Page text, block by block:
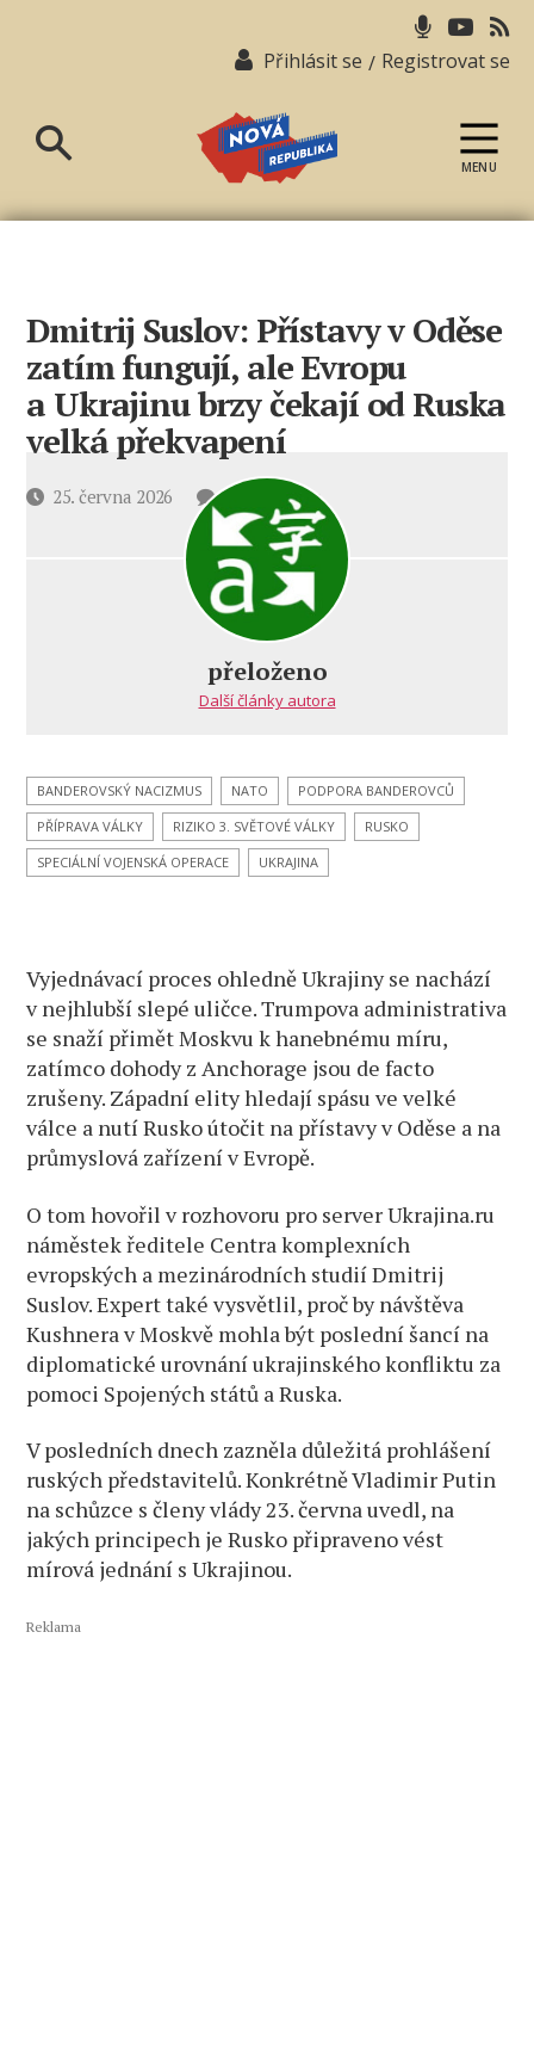
Přihlásit se / Registrovat se
republika
MENU
Dmitrij Suslov: Přístavy v Oděse
zatím fungují, ale Evropu
a Ukrajinu brzy čekají od Ruska
velká překvapení
Datum25. června 2026 3 komentářeu
textu
s
názvem
Dmitrij
Suslov:
v Oděse
zatím
Evropu
a Ukrajinu
brzy
překvapení
přeloženo
Další články autora
BANDEROVSKÝ NACIZMUS NATO
PODPORA BANDEROVCŮ
PŘÍPRAVA VÁLKY
RIZIKO 3. SVĚTOVÉ VÁLKY
RUSKO
SPECIÁLNÍ VOJENSKÁ OPERACE
UKRAJINA
Vyjednávací proces ohledně Ukrajiny se nachází
v nejhlubší slepé uličce. Trumpova administrativa
se snaží přimět Moskvu k hanebnému míru,
zatímco dohody z Anchorage jsou de facto
zrušeny. Západní elity hledají spásu ve velké
válce a nutí Rusko útočit na přístavy v Oděse a na
průmyslová zařízení v Evropě.
O tom hovořil v rozhovoru pro server Ukrajina.ru
náměstek ředitele Centra komplexních
evropských a mezinárodních studií Dmitrij
Suslov. Expert také vysvětlil, proč by návštěva
Kushnera v Moskvě mohla být poslední šancí na
diplomatické urovnání ukrajinského konfliktu za
pomoci Spojených států a Ruska.
V posledních dnech zazněla důležitá prohlášení
ruských představitelů. Konkrétně Vladimir Putin
na schůzce s členy vlády 23. června uvedl, na
jakých principech je Rusko připraveno vést
mírová jednání s Ukrajinou.
Reklama